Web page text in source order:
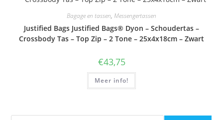
Bagage en tassen, Messengertassen
Justified Bags Justified Bags® Dyon – Schoudertas –
Crossbody Tas – Top Zip – 2 Tone – 25x4x18cm – Zwart
€43,75
Meer info!